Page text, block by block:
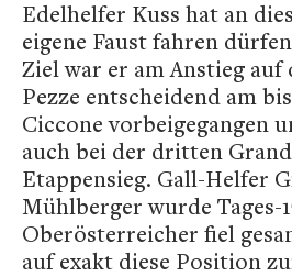
Edelhelfer Kuss hat an
eigene Faust fahren
Ziel war er am Anstieg auf
Pezze entscheidend am
Ciccone vorbeigegangen
auch bei der dritten
Etappensieg. Gall-Helfer
Mühlberger wurde Tages-
Oberösterreicher fiel
auf exakt diese Position